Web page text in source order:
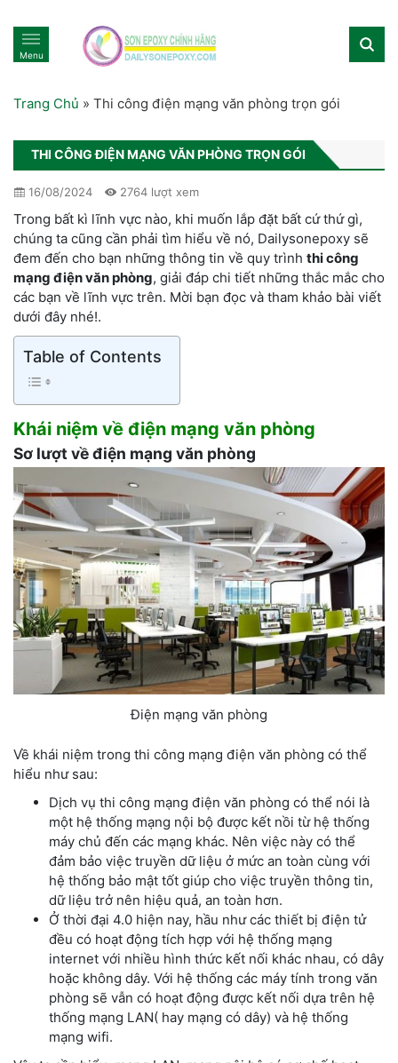
Menu
Trang Chủ » Thi công điện mạng văn phòng trọn gói
THI CÔNG ĐIỆN MẠNG VĂN PHÒNG TRỌN GÓI
16/08/2024 2764 lượt xem
Trong bất kì lĩnh vực nào, khi muốn lắp đặt bất cứ thứ gì,
chúng ta cũng cần phải tìm hiểu về nó, Dailysonepoxy sẽ
đem đến cho bạn những thông tin về quy trình thi công
mạng điện văn phòng, giải đáp chi tiết những thắc mắc cho
các bạn về lĩnh vực trên. Mời bạn đọc và tham khảo bài viết
dưới đây nhé!.
Table of Contents
Khái niệm về điện mạng văn phòng
Sơ lượt về điện mạng văn phòng
Điện mạng văn phòng
Về khái niệm trong thi công mạng điện văn phòng có thể
hiểu như sau:
Dịch vụ thi công mạng điện văn phòng có thể nói là
một hệ thống mạng nội bộ được kết nồi từ hệ thống
máy chủ đến các mạng khác. Nên việc này có thể
đảm bảo việc truyền dữ liệu ở mức an toàn cùng với
hệ thống bảo mật tốt giúp cho việc truyền thông tin,
dữ liệu trở nên hiệu quả, an toàn hơn.
Ở thời đại 4.0 hiện nay, hầu như các thiết bị điện tử
đều có hoạt động tích hợp với hệ thống mạng
internet với nhiều hình thức kết nối khác nhau, có dây
hoặc không dây. Với hệ thống các máy tính trong văn
phòng sẽ vẫn có hoạt động được kết nối dựa trên hệ
thống mạng LAN( hay mạng có dây) và hệ thống
mạng wifi.